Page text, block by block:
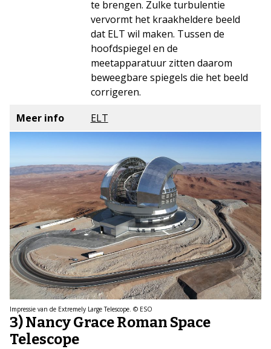
te brengen. Zulke turbulentie
vervormt het kraakheldere beeld
dat ELT wil maken. Tussen de
hoofdspiegel en de
meetapparatuur zitten daarom
beweegbare spiegels die het beeld
corrigeren.
Meer info
ELT
Impressie van de Extremely Large Telescope. © ESO
3) Nancy Grace Roman Space
Telescope